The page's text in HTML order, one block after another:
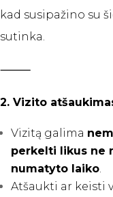
kad susipažino su
sutinka.
⸻
2. Vizito
Vizitą galima
perkelti likus ne
numatyto laiko.
Atšaukti ar keisti